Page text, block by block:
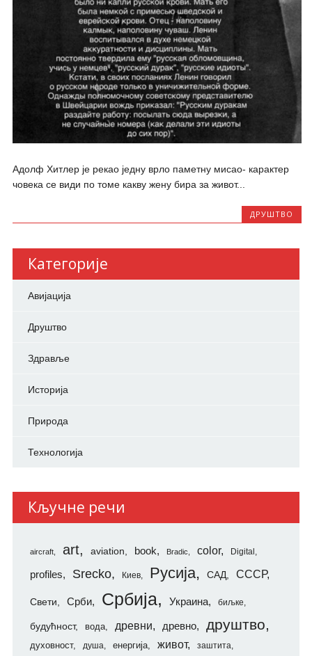
Адолф Хитлер је рекао једну врло паметну мисао- карактер
човека се види по томе какву жену бира за живот...
ДРУШТВО
Категорије
Авијација
Друштво
Здравље
Историја
Природа
Технологија
Кључне речи
aircraft art aviation book Bradic color Digital
profiles Srecko Киев Русија САД СССР
Свети Срби Србија Украина биљке
будућност вода древни древно друштво
духовност душа енергија живот заштита